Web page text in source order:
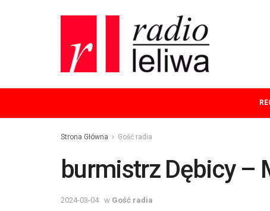
Strona Główna Gość radia
burmistrz Dębicy –
2024-03-04 w Gość radia